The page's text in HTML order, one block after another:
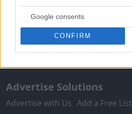
Google consents
CONFIRM
Useful
Pharmacy Duties Hospital Duties
Tax Identification Number Ferry
Advertise Solutions
Advertise with Us Add a Free